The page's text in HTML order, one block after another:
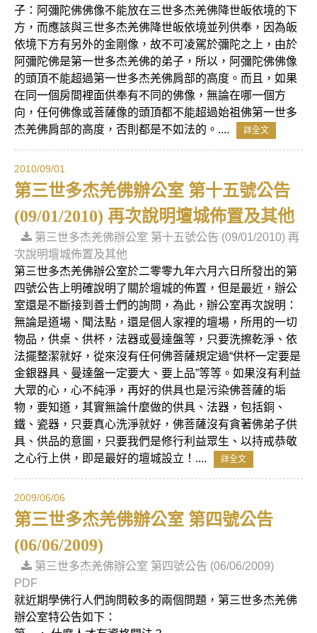
子：阿彌陀佛佛像不能放在三世多杰羌佛降世皈依境的下
方，而應該與三世多杰羌佛降世皈依境並列供奉，因為皈
依境下方有另外的金剛像，故不可凌駕於彌陀之上，由於
阿彌陀佛是第一世多杰羌佛的弟子，所以，阿彌陀佛佛像
的頭頂不能超過第一世多杰羌佛肩部的高度。而且，如果
在同一個房間裡面供奉有不同的佛像，無論在哪一個方
向，任何佛像或菩薩像的頭頂都不能超過始祖佛第一世多
杰羌佛肩部的高度，否則都是不如法的。....
詳全文
2010/09/01
第三世多杰羌佛辦公室 第十五號公告
(09/01/2010) 再次說明壇城佈置及其他
第三世多杰羌佛辦公室 第十五號公告 (09/01/2010) 再
次說明壇城佈置及其他
第三世多杰羌佛辦公室於二零零九年六月六日所發出的第
四號公告上明確說明了關於壇城的佈置，但是最近，辦公
室還是不斷接到善士們的詢問，為此，辦公室再次說明：
無論是道場、聞法點，還是個人家裡的壇場，所用的一切
物品，供桌、供杯，法器或曼達盤等，只要洗擦乾淨、依
法擺整潔就好，從來沒有任何佛菩薩規定過“供杯一定要是
金銀器具、曼達盤一定要大、要上品”等等。如果沒有利益
大眾的心，心不純淨，再好的供具也是污染佛菩薩的垢
物，要知道，其實無論什麼做的供具、法器，包括銅、
鐵、瓷器，只要真心洗淨就好，佛菩薩沒有貪著佛弟子供
具、供品的意圖，只要我們是修行利益眾生、以持戒恭敬
之心行上供，即是最好的壇城設立！....
詳全文
2009/06/06
第三世多杰羌佛辦公室 第四號公告
(06/06/2009)
第三世多杰羌佛辦公室 第四號公告 (06/06/2009)
PDF
就近期學佛行人們詢問較多的兩個問題，第三世多杰羌佛
辦公室特公告如下：